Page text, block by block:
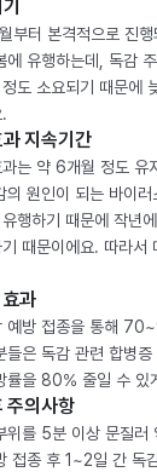
부터 본격적으로 진
에 유행하는데, 독감
도 소요되기 때문에
지속기간
는 약 6개월 정도 유
의 원인이 되는 바이
행하기 때문에 작년
때문이에요. 따라서
과
예방 접종을 통해
들은 독감 관련 합병
률을 80% 줄일 수 있
주의사항
위를 5분 이상 문질러
접종 후 1~2일 간 독